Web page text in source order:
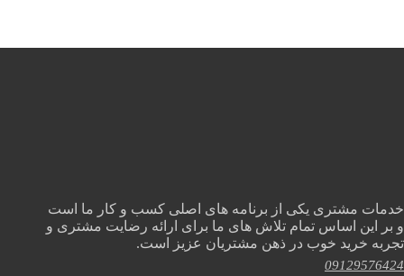
خدمات مشتری یکی از برنامه های اصلی کسب و کار ما است
و بر این اساس تمام تلاش های ما برای ارائه رضایت مشتری و
تجربه خرید خوب در ذهن مشتریان عزیز است.
09129576424